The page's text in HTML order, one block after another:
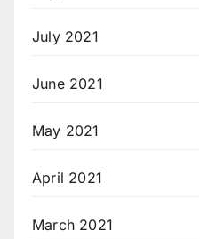
July 2021
June 2021
May 2021
April 2021
March 2021